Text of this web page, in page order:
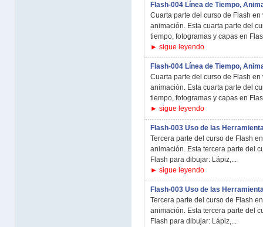
Flash-004 Línea de Tiempo,
Cuarta parte del curso de Flash
animación. Esta cuarta parte del
tiempo, fotogramas y capas en
► sigue leyendo
Flash-004 Línea de Tiempo,
Cuarta parte del curso de Flash
animación. Esta cuarta parte del
tiempo, fotogramas y capas en
► sigue leyendo
Flash-003 Uso de las
Tercera parte del curso de Flash
animación. Esta tercera parte del
Flash para dibujar: Lápiz,...
► sigue leyendo
Flash-003 Uso de las
Tercera parte del curso de Flash
animación. Esta tercera parte del
Flash para dibujar: Lápiz,...